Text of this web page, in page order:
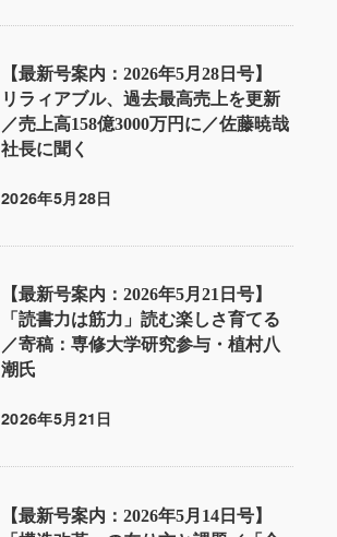
【最新号案内：2026年5月28日号】
リラィアブル、過去最高売上を更新
／売上高158億3000万円に／佐藤暁哉
社長に聞く
投稿日
2026年5月28日
【最新号案内：2026年5月21日号】
「読書力は筋力」読む楽しさ育てる
／寄稿：専修大学研究参与・植村八
潮氏
投稿日
2026年5月21日
【最新号案内：2026年5月14日号】